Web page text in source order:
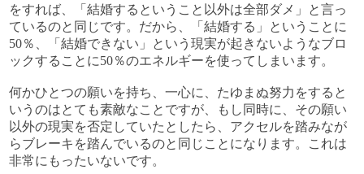
をすれば、「結婚するということ以外は全部ダメ」と言っ
ているのと同じです。だから、「結婚する」ということに
50％、「結婚できない」という現実が起きないようなブロ
ックすることに50％のエネルギーを使ってしまいます。
何かひとつの願いを持ち、一心に、たゆまぬ努力をすると
いうのはとても素敵なことですが、もし同時に、その願い
以外の現実を否定していたとしたら、アクセルを踏みなが
らブレーキを踏んでいるのと同じことになります。これは
非常にもったいないです。